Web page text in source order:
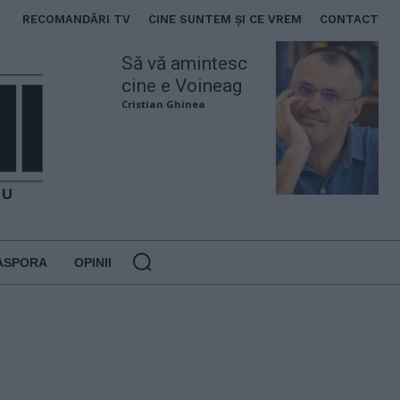
RECOMANDĂRI TV CINE SUNTEM ȘI CE VREM CONTACT
Să vă amintesc
cine e Voineag
Cristian Ghinea
OPINII